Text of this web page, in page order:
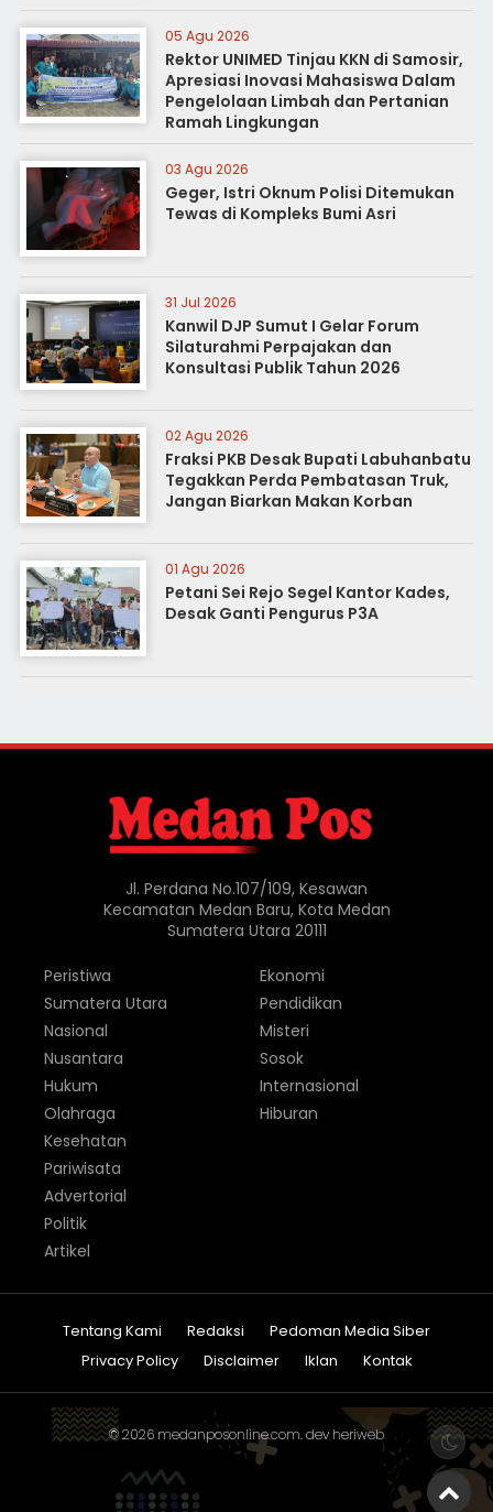
05 Agu 2026
Rektor UNIMED Tinjau KKN di Samosir,
Apresiasi Inovasi Mahasiswa Dalam
Pengelolaan Limbah dan Pertanian
Ramah Lingkungan
03 Agu 2026
Geger, Istri Oknum Polisi Ditemukan
Tewas di Kompleks Bumi Asri
31 Jul 2026
Kanwil DJP Sumut I Gelar Forum
Silaturahmi Perpajakan dan
Konsultasi Publik Tahun 2026
02 Agu 2026
Fraksi PKB Desak Bupati Labuhanbatu
Tegakkan Perda Pembatasan Truk,
Jangan Biarkan Makan Korban
01 Agu 2026
Petani Sei Rejo Segel Kantor Kades,
Desak Ganti Pengurus P3A
Jl. Perdana No.107/109, Kesawan
Kecamatan Medan Baru, Kota Medan
Sumatera Utara 20111
Peristiwa
Sumatera Utara
Nasional
Nusantara
Hukum
Olahraga
Ekonomi
Pendidikan
Misteri
Sosok
Internasional
Hiburan
Kesehatan
Pariwisata
Advertorial
Politik
Artikel
Tentang Kami Redaksi
Pedoman Media Siber
Privacy Policy
Disclaimer Iklan Kontak
© 2026 medanposonline.com. dev heriweb